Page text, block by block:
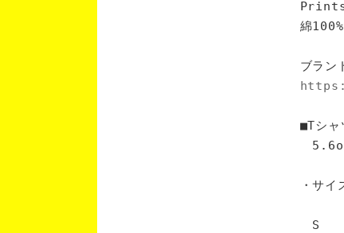
綿
ブラン
■Tシャ
・サイ
身
S